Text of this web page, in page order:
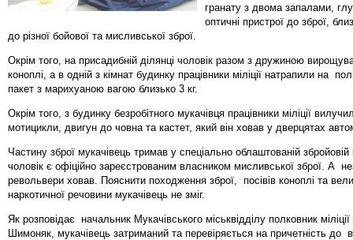
гранату з двома запалами,
оптичні пристрої до зброї,
до різної бойової та мисливської зброї.
Окрім того, на присадибній ділянці чоловік разом з дружиною
коноплі, а в одній з кімнат будинку працівники міліції натрапили на
пакет з марихуаною вагою близько 3 кг.
Окрім того, з будинку безробітного мукачівця працівники міліції
мотицикли, двигун до човна та кастет, який він ховав у дверцятах
Частину зброї мукачівець тримав у спеціально облаштованій збройовій
чоловік є офіційно зареєстрованим власником мисливської зброї. А
револьвери ховав. Пояснити походження зброї, посівів коноплі та
наркотичної речовини мукачівець не зміг.
Як розповідає начальник Мукачівського міськвідділу полковник міліції
Шимоняк, мукачівець затриманий та перевіряється на причетність до